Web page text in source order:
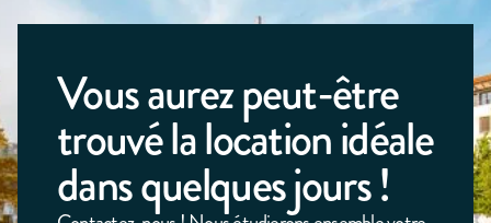
Vous aurez peut-être
trouvé la location idéale
dans quelques jours !